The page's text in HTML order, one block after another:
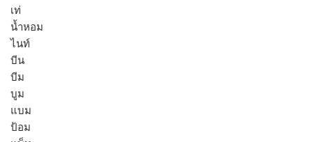
เท่
น้ำหอม
ไนท์
บีน
บีม
บูม
แบม
ป้อม